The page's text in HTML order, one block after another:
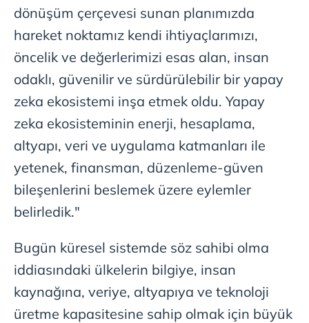
dönüşüm çerçevesi sunan planımızda
hareket noktamız kendi ihtiyaçlarımızı,
öncelik ve değerlerimizi esas alan, insan
odaklı, güvenilir ve sürdürülebilir bir yapay
zeka ekosistemi inşa etmek oldu. Yapay
zeka ekosisteminin enerji, hesaplama,
altyapı, veri ve uygulama katmanları ile
yetenek, finansman, düzenleme-güven
bileşenlerini beslemek üzere eylemler
belirledik."
Bugün küresel sistemde söz sahibi olma
iddiasındaki ülkelerin bilgiye, insan
kaynağına, veriye, altyapıya ve teknoloji
üretme kapasitesine sahip olmak için büyük